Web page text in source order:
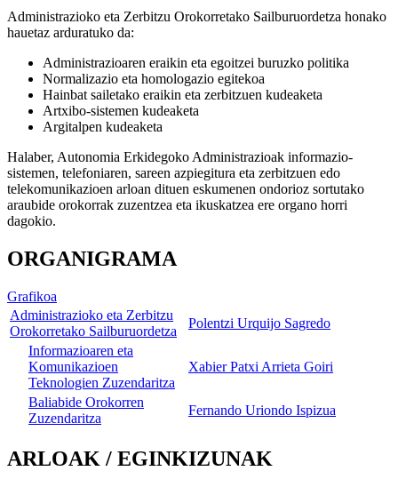
Administrazioko eta Zerbitzu Orokorretako Sailburuordetza honako
hauetaz arduratuko da:
Administrazioaren eraikin eta egoitzei buruzko politika
Normalizazio eta homologazio egitekoa
Hainbat sailetako eraikin eta zerbitzuen kudeaketa
Artxibo-sistemen kudeaketa
Argitalpen kudeaketa
Halaber, Autonomia Erkidegoko Administrazioak informazio-
sistemen, telefoniaren, sareen azpiegitura eta zerbitzuen edo
telekomunikazioen arloan dituen eskumenen ondorioz sortutako
araubide orokorrak zuzentzea eta ikuskatzea ere organo horri
dagokio.
ORGANIGRAMA
Grafikoa
Administrazioko eta Zerbitzu
Orokorretako Sailburuordetza
Polentzi Urquijo Sagredo
Informazioaren eta
Komunikazioen
Teknologien Zuzendaritza
Xabier Patxi Arrieta Goiri
Baliabide Orokorren
Zuzendaritza
Fernando Uriondo Ispizua
ARLOAK / EGINKIZUNAK